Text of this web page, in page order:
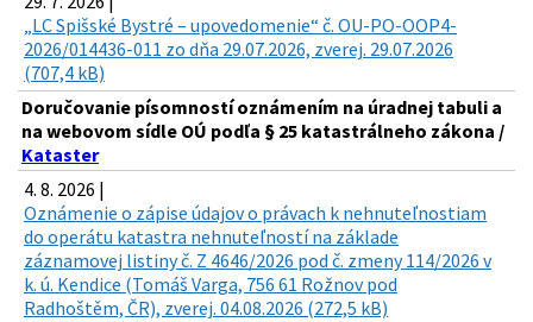
„LC Spišské Bystré – upovedomenie“ č. OU-PO-OOP4-
2026/014436-011 zo dňa 29.07.2026, zverej. 29.07.2026
(707,4 kB)
Doručovanie písomností oznámením na úradnej tabuli a
na webovom sídle OÚ podľa § 25 katastrálneho zákona /
Kataster
4. 8. 2026 |
Oznámenie o zápise údajov o právach k nehnuteľnostiam
do operátu katastra nehnuteľností na základe
záznamovej listiny č. Z 4646/2026 pod č. zmeny 114/2026 v
k. ú. Kendice (Tomáš Varga, 756 61 Rožnov pod
Radhoštěm, ČR), zverej. 04.08.2026 (272,5 kB)